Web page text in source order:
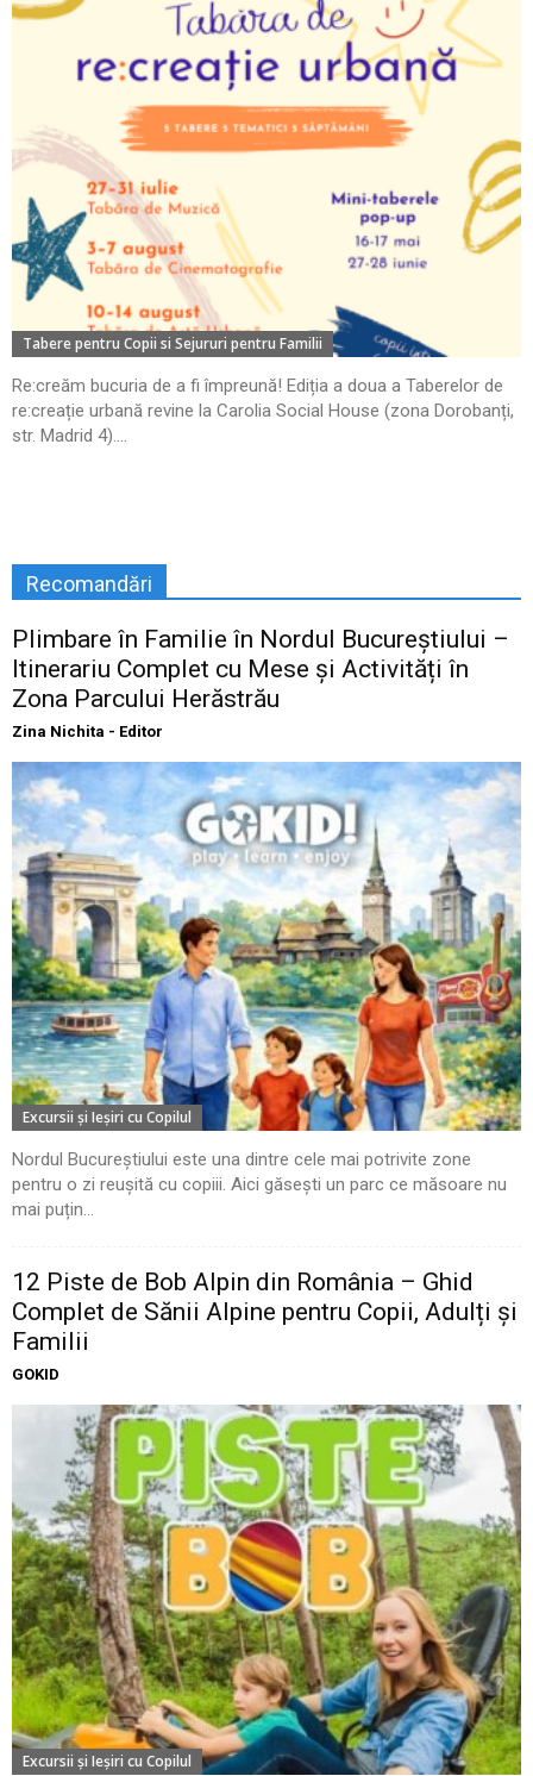
Tabere pentru Copii si Sejururi pentru Familii
Re:creăm bucuria de a fi împreună! Ediția a doua a Taberelor de
re:creație urbană revine la Carolia Social House (zona Dorobanți,
str. Madrid 4)....
Recomandări
Plimbare în Familie în Nordul Bucureștiului –
Itinerariu Complet cu Mese și Activități în
Zona Parcului Herăstrău
Zina Nichita - Editor
Excursii şi Ieşiri cu Copilul
Nordul Bucureștiului este una dintre cele mai potrivite zone
pentru o zi reușită cu copiii. Aici găsești un parc ce măsoare nu
mai puțin...
12 Piste de Bob Alpin din România – Ghid
Complet de Sănii Alpine pentru Copii, Adulți și
Familii
GOKID
Excursii şi Ieşiri cu Copilul